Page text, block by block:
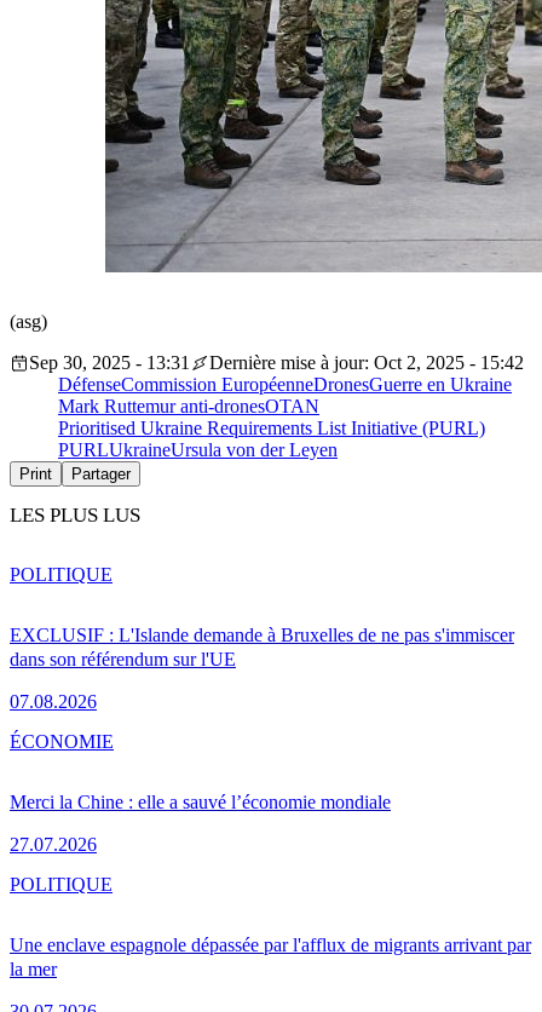
(asg)
Sep 30, 2025 - 13:31
Dernière mise à jour: Oct 2, 2025 - 15:42
DéfenseCommission EuropéenneDronesGuerre en Ukraine
Mark Ruttemur anti-dronesOTAN
Prioritised Ukraine Requirements List Initiative (PURL)
PURLUkraineUrsula von der Leyen
Print Partager
LES PLUS LUS
EXCLUSIF : L'Islande demande à Bruxelles de ne pas s'immiscer
dans son référendum sur l'UE
07.08.2026
POLITIQUE
Merci la Chine : elle a sauvé l’économie mondiale
27.07.2026
ÉCONOMIE
Une enclave espagnole dépassée par l'afflux de migrants arrivant par
la mer
POLITIQUE